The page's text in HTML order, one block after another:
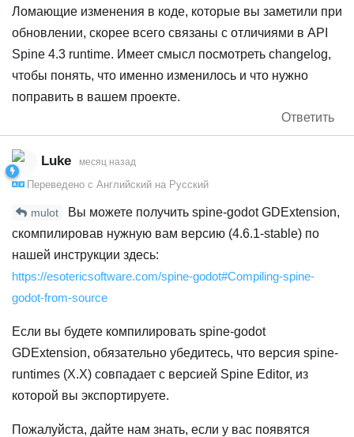
Ломающие изменения в коде, которые вы заметили при
обновлении, скорее всего связаны с отличиями в API
Spine 4.3 runtime. Имеет смысл посмотреть changelog,
чтобы понять, что именно изменилось и что нужно
поправить в вашем проекте.
Ответить
Luke месяц назад
Переведено с Английский на Русский
mulot
Вы можете получить spine-godot GDExtension,
скомпилировав нужную вам версию (4.6.1-stable) по
нашей инструкции здесь:
https://esotericsoftware.com/spine-godot#Compiling-spine-
godot-from-source
Если вы будете компилировать spine-godot
GDExtension, обязательно убедитесь, что версия spine-
runtimes (X.X) совпадает с версией Spine Editor, из
которой вы экспортируете.
Пожалуйста, дайте нам знать, если у вас появятся